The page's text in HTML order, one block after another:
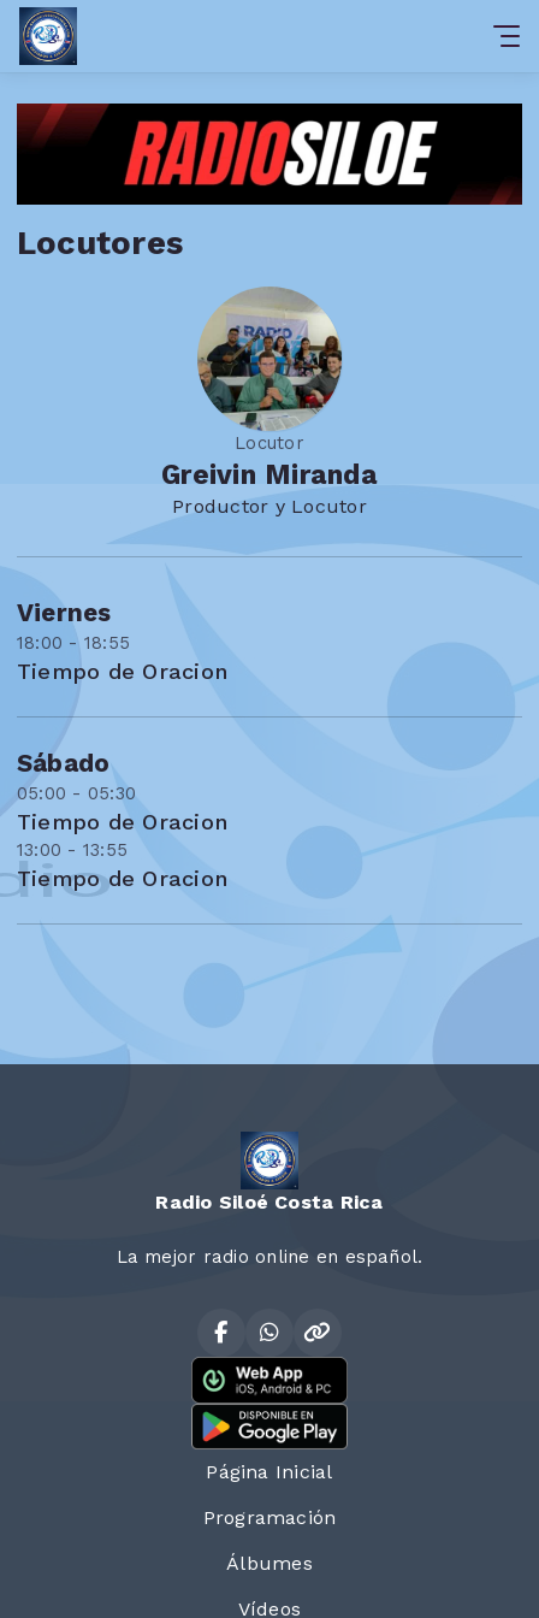
Locutores
Locutor
Greivin Miranda
Productor y Locutor
Viernes
18:00 - 18:55
Tiempo de Oracion
Sábado
05:00 - 05:30
Tiempo de Oracion
13:00 - 13:55
Tiempo de Oracion
Radio Siloé Costa Rica
La mejor radio online en español.
Página Inicial
Programación
Álbumes
Vídeos